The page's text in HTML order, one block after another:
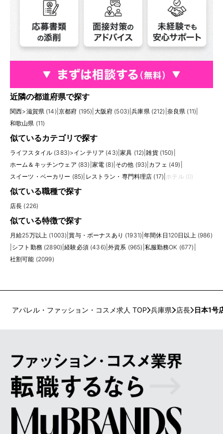
近隣の都道府県で探す
関西>滋賀県 (14) 京都府 (195) 大阪府 (503) |兵庫県 (212) 奈良県 (11)
和歌山県 (11)
似ているカテゴリで探す
ライフスタイル (383)>インテリア (43) |家具 (12) |雑貨 (150)
ホーム＆キッチンウェア (83) 家電 (8) その他 (93) カフェ (49)
スイーツ・ベーカリー (85) レストラン・専門料理店 (17) ホテル (0)
似ている職種で探す
店長 (226)
似ている特徴で探す
月給25万以上 (1003) |賞与・ボーナスあり (1931) |年間休日120日以上 (986)
シフト勤務 (2890) |経験必須 (436) |外資系 (965) 私服勤務OK (677)
社割可能 (2099)
アパレル・ファッション・コスメ求人 TOP 兵庫県 店長 日本1号